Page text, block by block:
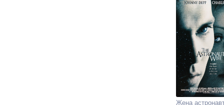
Жена